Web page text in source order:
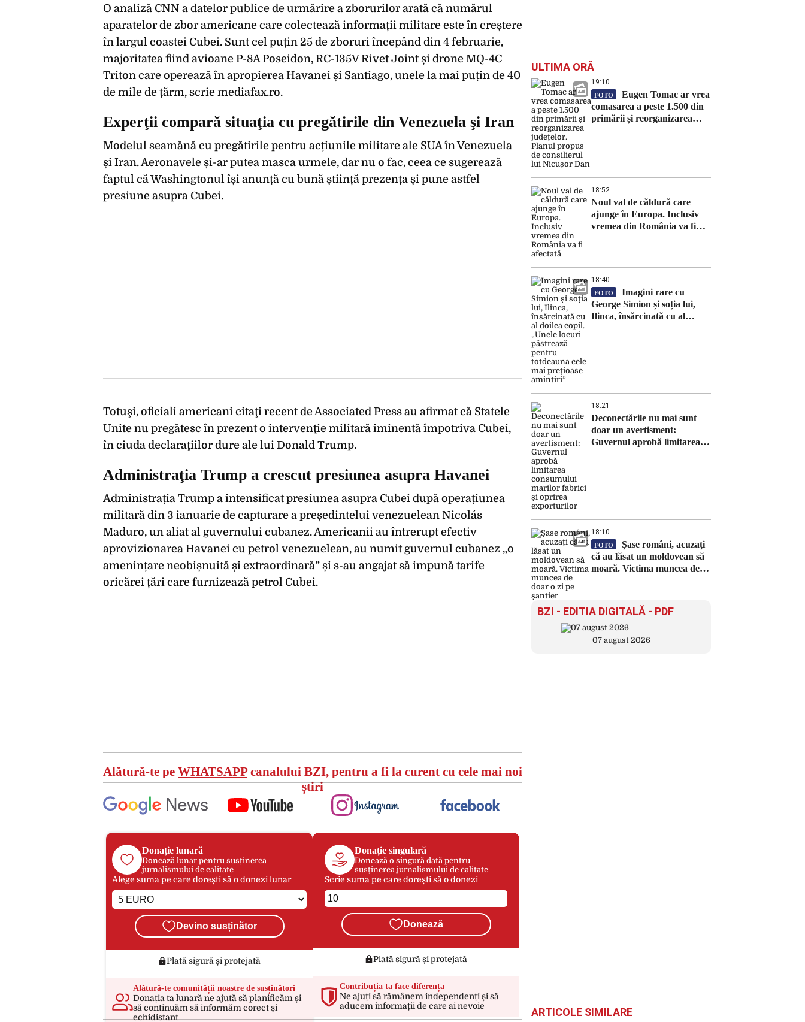
O analiză CNN a datelor publice de urmărire a zborurilor arată că numărul
aparatelor de zbor americane care colectează informații militare este în creștere
în largul coastei Cubei. Sunt cel puțin 25 de zboruri începând din 4 februarie,
majoritatea fiind avioane P-8A Poseidon, RC-135V Rivet Joint și drone MQ-4C
Triton care operează în apropierea Havanei și Santiago, unele la mai puțin de 40
de mile de țărm, scrie mediafax.ro.
Experţii compară situaţia cu pregătirile din Venezuela şi Iran
Modelul seamănă cu pregătirile pentru acțiunile militare ale SUA în Venezuela
și Iran. Aeronavele și-ar putea masca urmele, dar nu o fac, ceea ce sugerează
faptul că Washingtonul își anunță cu bună știință prezența și pune astfel
presiune asupra Cubei.
Totuşi, oficiali americani citaţi recent de Associated Press au afirmat că Statele
Unite nu pregătesc în prezent o intervenţie militară iminentă împotriva Cubei,
în ciuda declaraţiilor dure ale lui Donald Trump.
Administraţia Trump a crescut presiunea asupra Havanei
Administrația Trump a intensificat presiunea asupra Cubei după operațiunea
militară din 3 ianuarie de capturare a președintelui venezuelean Nicolás
Maduro, un aliat al guvernului cubanez. Americanii au întrerupt efectiv
aprovizionarea Havanei cu petrol venezuelean, au numit guvernul cubanez „o
amenințare neobișnuită și extraordinară” și s-au angajat să impună tarife
oricărei țări care furnizează petrol Cubei.
Alătură-te pe WHATSAPPcanalului BZI, pentru a fi la curent cu cele mai noi
știri
Donație lunară
Donează lunar pentru susținerea
jurnalismului de calitate
Alege suma pe care dorești să o donezi lunar
Devino susținător
Plată sigură și protejată
Alătură-te comunității noastre de susținători
Donația ta lunară ne ajută să planificăm și
să continuăm să informăm corect și
echidistant
Donație singulară
Donează o singură dată pentru
susținerea jurnalismului de calitate
Scrie suma pe care dorești să o donezi
Donează
Plată sigură și protejată
Contribuția ta face diferența
Ne ajuți să rămânem independenți și să
aducem informații de care ai nevoie
ULTIMA ORĂ
19:10
FOTO
Eugen Tomac ar vrea
comasarea a peste 1.500 din
primării și reorganizarea
18:52
Noul val de căldură care
ajunge în Europa. Inclusiv
vremea din România va fi
18:40
FOTO
Imagini rare cu
George Simion și soția lui,
Ilinca, însărcinată cu al
18:21
Deconectările nu mai sunt
doar un avertisment:
Guvernul aprobă limitarea
18:10
FOTO
Șase români, acuzați
că au lăsat un moldovean să
moară. Victima muncea de
BZI - EDITIA DIGITALĂ - PDF
07 august 2026
ARTICOLE SIMILARE